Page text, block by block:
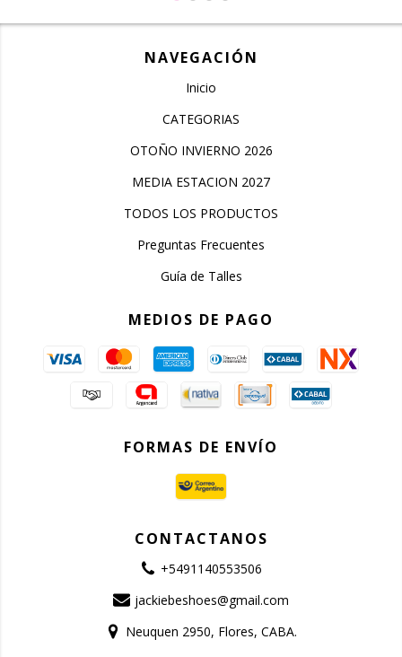
NAVEGACIÓN
Inicio
CATEGORIAS
OTOÑO INVIERNO 2026
MEDIA ESTACION 2027
TODOS LOS PRODUCTOS
Preguntas Frecuentes
Guía de Talles
MEDIOS DE PAGO
FORMAS DE ENVÍO
CONTACTANOS
+5491140553506
jackiebeshoes@gmail.com
Neuquen 2950, Flores, CABA.